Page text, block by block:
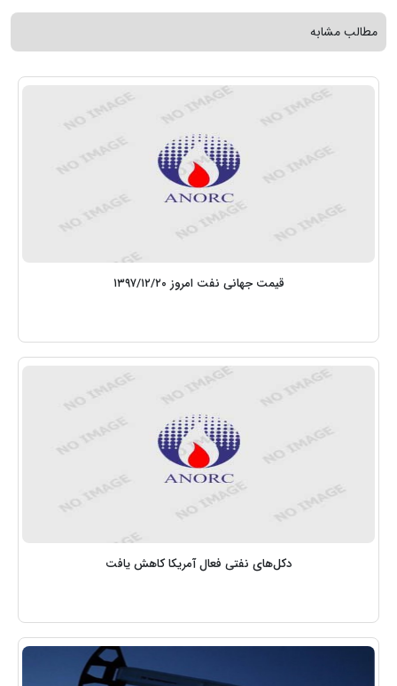
مطالب مشابه
قیمت جهانی نفت امروز ۱۳۹۷/۱۲/۲۰
دکل‌های نفتی فعال آمریکا کاهش یافت